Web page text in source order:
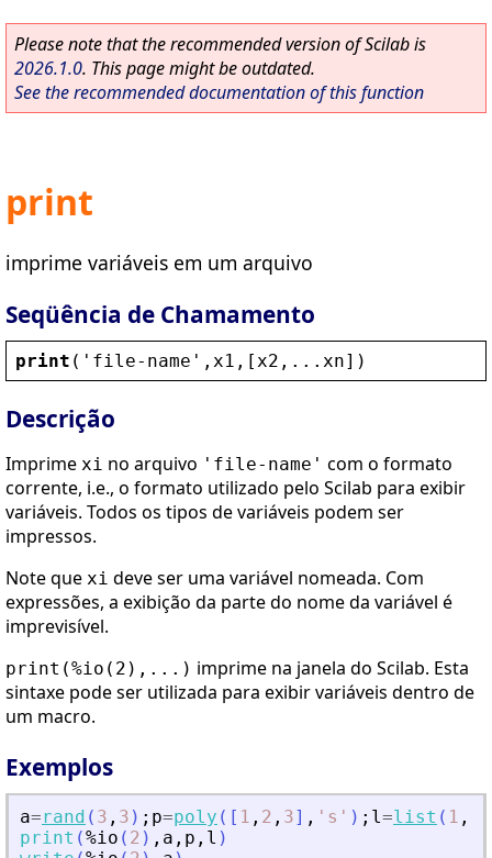
Please note that the recommended version of Scilab is
2026.1.0. This page might be outdated.
See the recommended documentation of this function
print
imprime variáveis em um arquivo
Seqüência de Chamamento
print ( ' file- name ' , x1 ,[ x2 ,... xn])
Descrição
Imprime xi no arquivo 'file-name' com o formato
corrente, i.e., o formato utilizado pelo Scilab para exibir
variáveis. Todos os tipos de variáveis podem ser
impressos.
Note que xi deve ser uma variável nomeada. Com
expressões, a exibição da parte do nome da variável é
imprevisível.
print(%io(2),...) imprime na janela do Scilab. Esta
sintaxe pode ser utilizada para exibir variáveis dentro de
um macro.
Exemplos
a=rand ( 3 , 3 ) ; p=poly ( [ 1 , 2 , 3] , ' s ' ) ; l=list ( 1 ,
print (%io ( 2 ) , a , p , l )